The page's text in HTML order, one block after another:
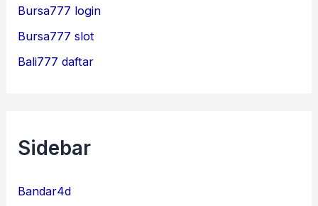
Bursa777 login
Bursa777 slot
Bali777 daftar
Sidebar
Bandar4d